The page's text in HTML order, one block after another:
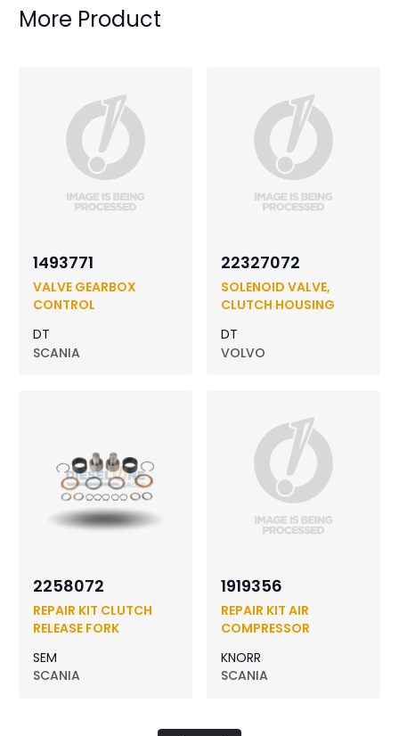
More Product
1493771
VALVE GEARBOX
CONTROL
DT
SCANIA
22327072
SOLENOID VALVE,
CLUTCH HOUSING
DT
VOLVO
2258072
REPAIR KIT CLUTCH
RELEASE FORK
SEM
SCANIA
1919356
REPAIR KIT AIR
COMPRESSOR
KNORR
SCANIA